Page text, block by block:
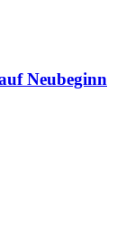
Neubeginn